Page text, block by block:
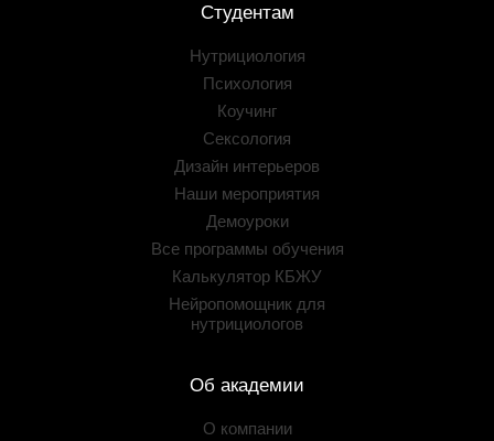
Студентам
Нутрициология
Психология
Коучинг
Сексология
Дизайн интерьеров
Наши мероприятия
Демоуроки
Все программы обучения
Калькулятор КБЖУ
Нейропомощник для
нутрициологов
Об академии
О компании